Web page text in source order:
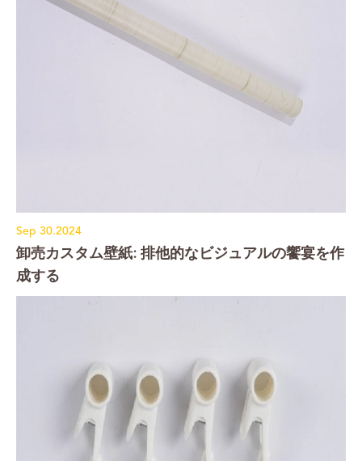
Sep 30.2024
卸売カスタム壁紙: 排他的なビジュアルの饗宴を作
成する